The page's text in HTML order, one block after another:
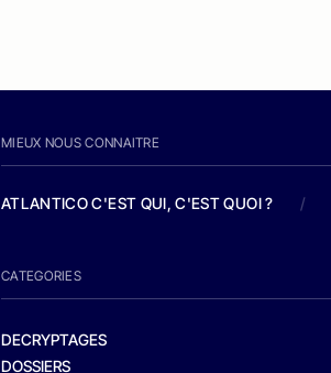
MIEUX NOUS CONNAITRE
ATLANTICO C'EST QUI, C'EST QUOI ? /
CATEGORIES
DECRYPTAGES
DOSSIERS